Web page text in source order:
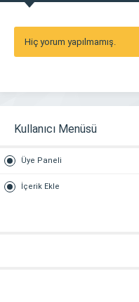
Hiç yorum yapılmamış.
Kullanıcı Menüsü
Üye Paneli
İçerik Ekle